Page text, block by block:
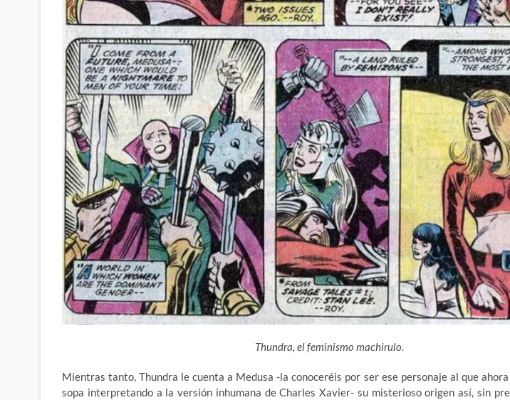
Thundra, el feminismo machirulo.
Mientras tanto, Thundra le cuenta a Medusa -la conoceréis por ser ese personaje al que
sopa interpretando a la versión inhumana de Charles Xavier- su misterioso origen así, sin